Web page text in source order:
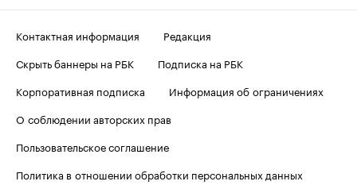
Контактная информация
Редакция
Скрыть баннеры на РБК
Подписка на РБК
Корпоративная подписка
Информация об ограничениях
О соблюдении авторских прав
Пользовательское соглашение
Политика в отношении обработки персональных данных